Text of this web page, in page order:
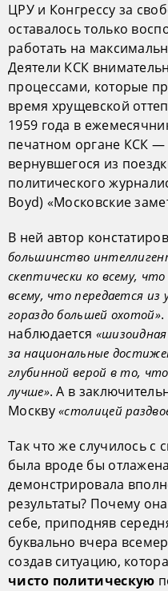
ЦРУ и Конгрессу за
оставалось только
работать на
Деятели КСК
процессами, которые
время хрущевской
1959 года в
печатном органе КСК —
вернувшегося из
политического
Boyd) «Московские
В ней автор
большинство
скептически ко всему,
всему, что передается
гораздо большей охотой».
наблюдается
за национальные
глубинной верой в то,
лучше». А в
Москву«столицей
Так что же случилось с
была вроде бы
демонстрировала
результаты? Почему
себе, приподняв
буквально вчера
создав ситуацию,
чисто политическую